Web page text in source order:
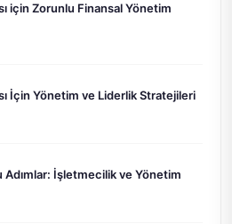
için Zorunlu Finansal Yönetim
İçin Yönetim ve Liderlik Stratejileri
Adımlar: İşletmecilik ve Yönetim